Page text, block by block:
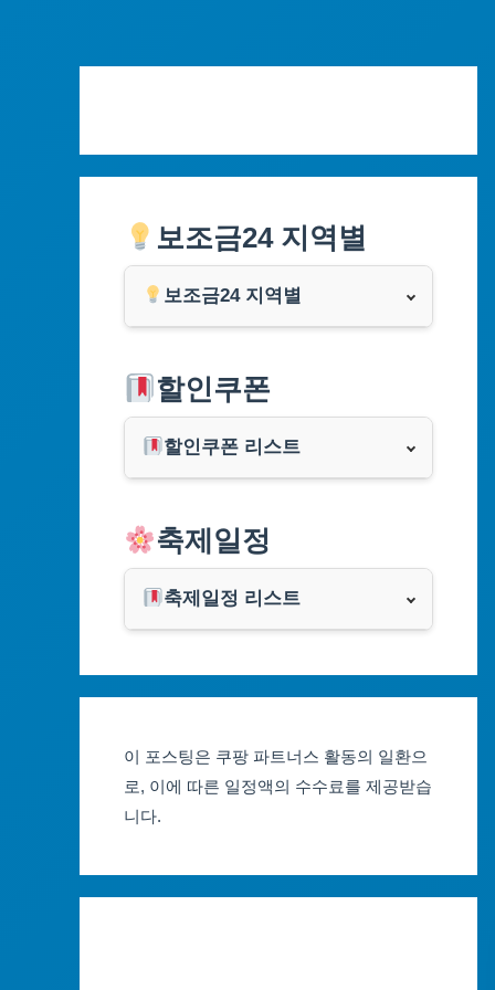
보조금24 지역별
보조금24 지역별
부산광역시
대구광역시
인천광역시
광주광역시
세종특별자치시
강원도
할인쿠폰
할인쿠폰 리스트
쿠팡
클룩
축제일정
축제일정 리스트
대구축제 일정
광주축제 일정
이 포스팅은 쿠팡 파트너스 활동의 일환으
로, 이에 따른 일정액의 수수료를 제공받습
니다.